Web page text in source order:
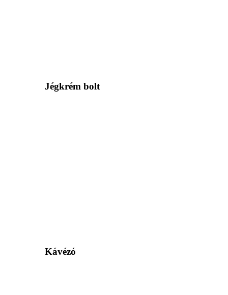
Jégkrém bolt
Kávézó